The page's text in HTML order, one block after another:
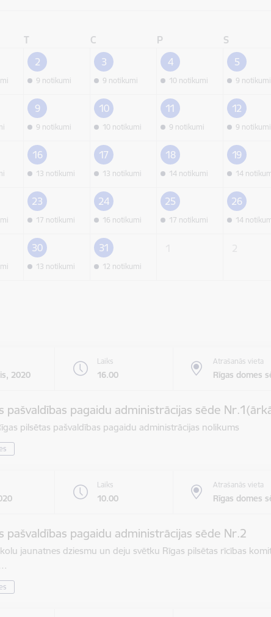
T C P S
2
9 notikumi
3
9 notikumi
4
10 notikumi
5
9 notikumi
9
9 notikumi
10
10 notikumi
11
9 notikumi
12
9 notikumi
16
13 notikumi
17
13 notikumi
18
14 notikumi
19
14
23
17 notikumi
24
16 notikumi
25
17 notikumi
26
14
30
13 notikumi
31
12 notikumi
2020
Laiks
16.00
Atrašanās vieta
Rīgas domes
pašvaldības pagaidu administrācijas sēde
pilsētas pašvaldības pagaidu administrācijas nolikums
Laiks
10.00
Atrašanās vieta
Rīgas domes
pašvaldības pagaidu administrācijas sēde Nr.2
jaunatnes dziesmu un deju svētku Rīgas pilsētas rīcības